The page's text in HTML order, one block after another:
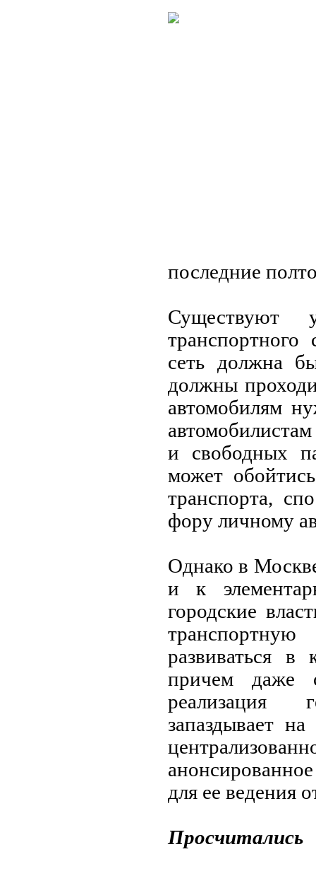
последние
Существуют
сеть должна
должны
автомобилям
и свободных
может
транспорта,
фору личному
Однако в
и к
городские
развиваться в
причем даже
реализация
запаздывает
для ее ведения
Просчитались